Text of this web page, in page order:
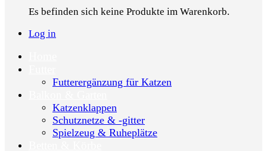
Es befinden sich keine Produkte im Warenkorb.
Log in
Futterergänzung für Katzen
Katzenklappen
Schutznetze & -gitter
Spielzeug & Ruheplätze